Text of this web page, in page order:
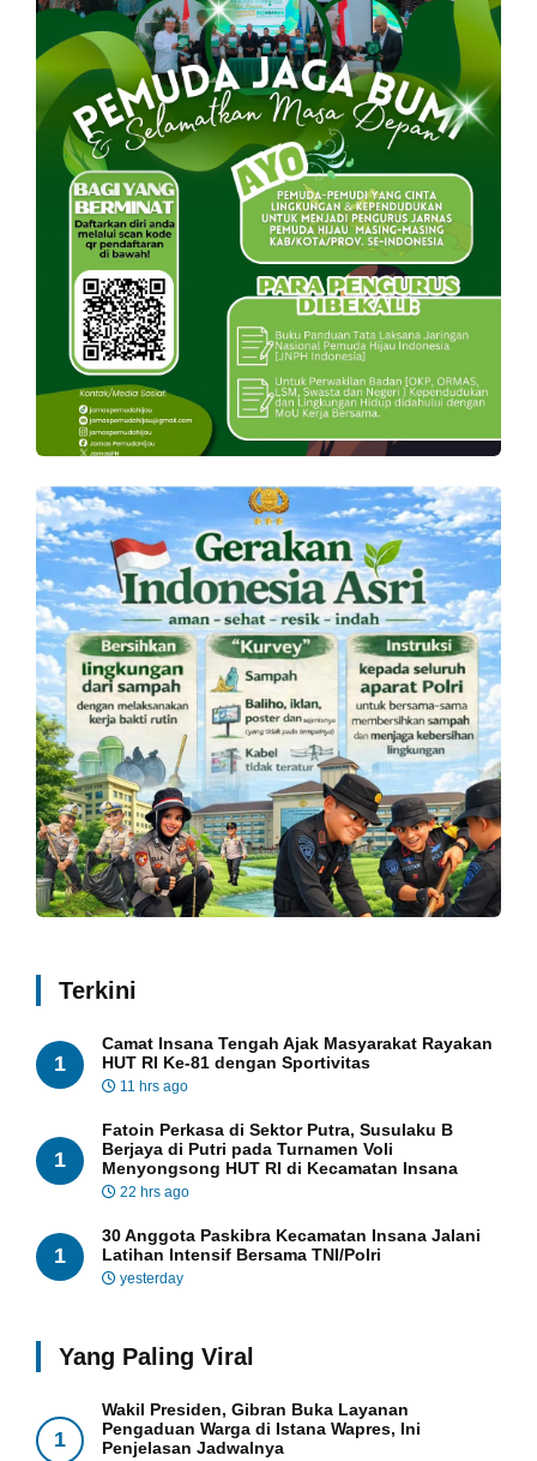
Terkini
1
Camat Insana Tengah Ajak Masyarakat Rayakan
HUT RI Ke-81 dengan Sportivitas
11 hrs ago
1
Fatoin Perkasa di Sektor Putra, Susulaku B
Berjaya di Putri pada Turnamen Voli
Menyongsong HUT RI di Kecamatan Insana
22 hrs ago
1
30 Anggota Paskibra Kecamatan Insana Jalani
Latihan Intensif Bersama TNI/Polri
yesterday
Yang Paling Viral
1
Wakil Presiden, Gibran Buka Layanan
Pengaduan Warga di Istana Wapres, Ini
Penjelasan Jadwalnya